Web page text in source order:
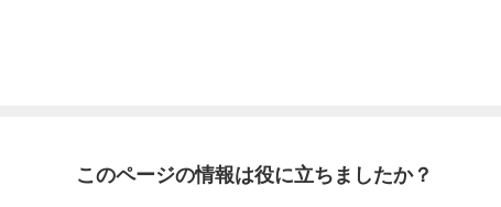
このページの情報は役に立ちましたか？